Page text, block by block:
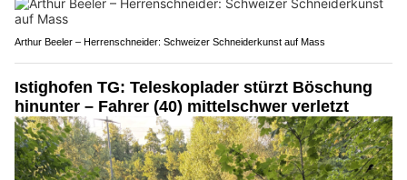
Arthur Beeler – Herrenschneider: Schweizer Schneiderkunst auf Mass
Istighofen TG: Teleskoplader stürzt Böschung
hinunter – Fahrer (40) mittelschwer verletzt